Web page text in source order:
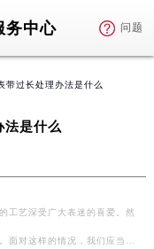
务中心 问题
带过长处理办法是什么
法是什么
工艺深受广大表迷的喜爱。然
面对这样的情况，我们应当…